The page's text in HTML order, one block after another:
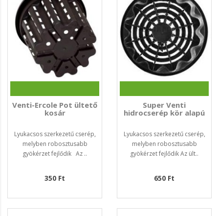
Venti-Ercole Pot ültető
kosár
Lyukacsos szerkezetű cserép,
melyben robosztusabb
gyökérzet fejlődik Az ..
350 Ft
Super Venti
hidrocserép kör alapú
Lyukacsos szerkezetű cserép,
melyben robosztusabb
gyökérzet fejlődik Az ült..
650 Ft